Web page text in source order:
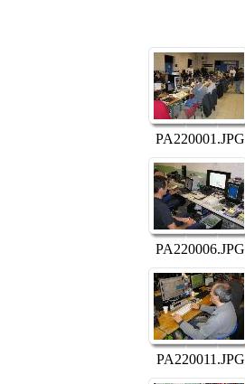
PA220001.JPG
PA220006.JPG
PA220011.JPG